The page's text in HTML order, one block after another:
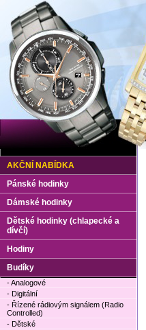
AKČNÍ NABÍDKA
Pánské hodinky
Dámské hodinky
Dětské hodinky (chlapecké a
dívčí)
Hodiny
Budíky
- Analogové
- Digitální
- Řízené rádiovým signálem (Radio
Controlled)
- Dětské